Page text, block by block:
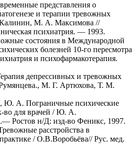
представления о
и терапии тревожных
М. А. Максимова //
психиатрия. — 1993.
состояния в Международной
болезней 10-го пересмотра
и психофармакотерапия.
депрессивных и тревожных
М. Г. Артюхова, Т. М.
Ю. А. Пограничные психические
во для врачей / Ю. А.
Ростов н/Д: изд-во Феникс, 1997.
расстройства в
/ О.В.Воробьёва// Рус. мед.